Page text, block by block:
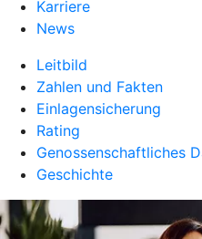
Karriere
News
Leitbild
Zahlen und Fakten
Einlagensicherung
Rating
Genossenschaftliches
Geschichte